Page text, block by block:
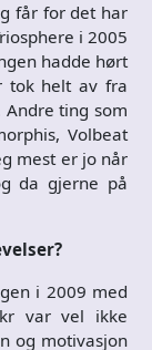
får for det har
i 2005
hadde hørt
tok helt av fra
ting som
Volbeat
mest er jo når
da gjerne på
i 2009 med
var vel ikke
og motivasjon